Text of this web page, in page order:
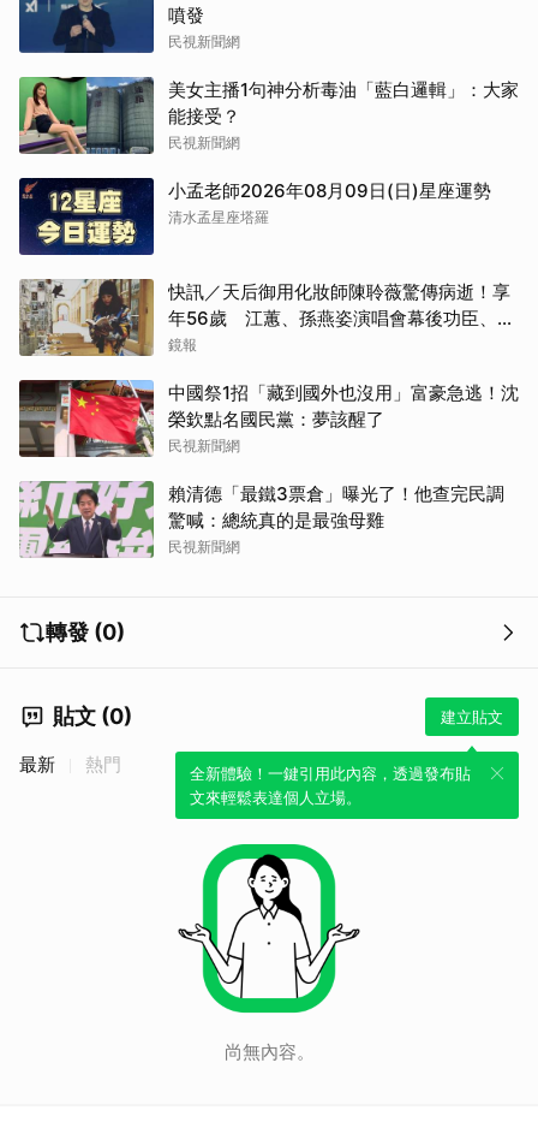
噴發
民視新聞網
美女主播1句神分析毒油「藍白邏輯」：大家
能接受？
民視新聞網
小孟老師2026年08月09日(日)星座運勢
清水孟星座塔羅
快訊／天后御用化妝師陳聆薇驚傳病逝！享
年56歲 江蕙、孫燕姿演唱會幕後功臣、蔡
健雅崩潰難接受
鏡報
中國祭1招「藏到國外也沒用」富豪急逃！沈
榮欽點名國民黨：夢該醒了
民視新聞網
賴清德「最鐵3票倉」曝光了！他查完民調
驚喊：總統真的是最強母雞
民視新聞網
轉發 (0)
貼文 (0) 建立貼文
全新體驗！一鍵引用此內容，透過發布貼
文來輕鬆表達個人立場。
最新 熱門
尚無內容。
取消